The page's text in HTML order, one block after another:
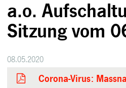
a.o.
Sitzung vom
08.05.2020
Corona-Virus: